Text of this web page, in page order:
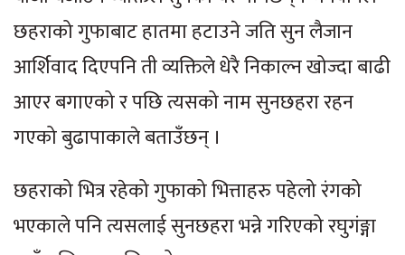
छहराको गुफाबाट हातमा हटाउने जति सुन लैजान
आर्शिवाद दिएपनि ती व्यक्तिले धेरै निकाल्न खोज्दा बाढी
आएर बगाएको र पछि त्यसको नाम सुनछहरा रहन
गएको बुढापाकाले बताउँछन् ।
छहराको भित्र रहेको गुफाको भित्ताहरु पहेलो रंगको
भएकाले पनि त्यसलाई सुनछहरा भन्ने गरिएको रघुगंङ्गा